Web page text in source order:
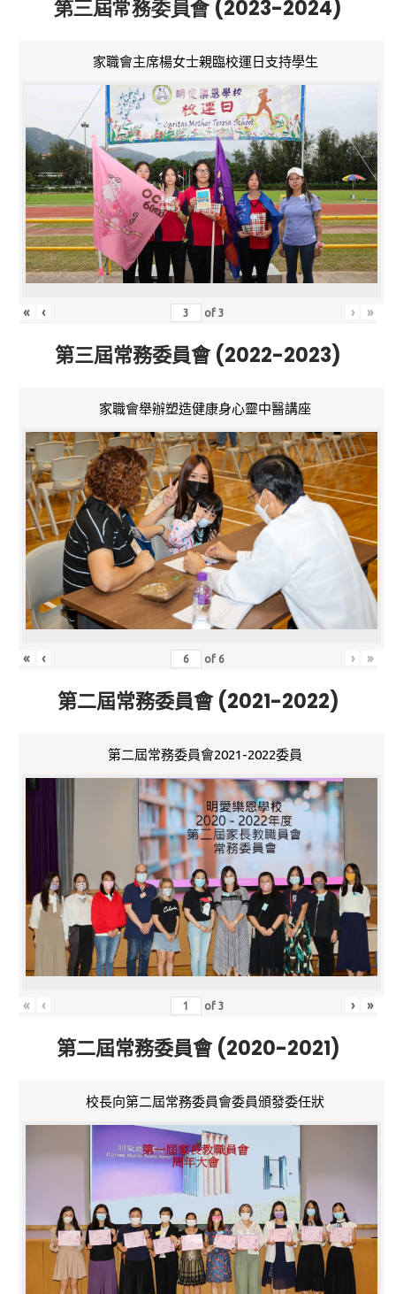
第三屆常務委員會 (2023-2024)
家職會主席楊女士親臨校運日支持學生
« ‹ of3 › »
第三屆常務委員會 (2022-2023)
家職會舉辦塑造健康身心靈中醫講座
« ‹ of 6 › »
第二屆常務委員會 (2021-2022)
第二屆常務委員會2021-2022委員
« ‹ of3 › »
第二屆常務委員會 (2020-2021)
校長向第二屆常務委員會委員頒發委任狀